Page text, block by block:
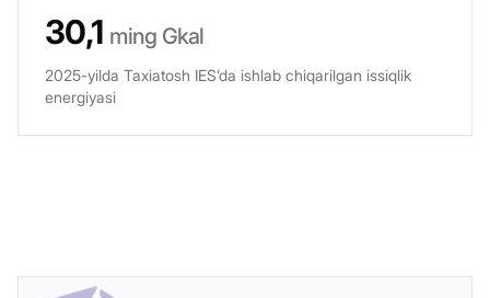
30,1 ming Gkal
2025-yilda Taxiatosh IES’da ishlab chiqarilgan issiqlik
energiyasi